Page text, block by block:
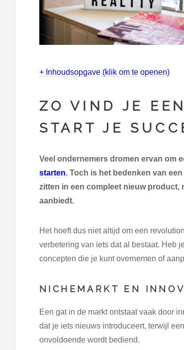
+ Inhoudsopgave (klik om te openen)
ZO VIND JE
START JE
Veel ondernemers dromen ervan om
starten. Toch is het bedenken van
zitten in een compleet nieuw product,
aanbiedt.
Het hoeft dus niet altijd om een
verbetering van iets dat al bestaat. Heb
concepten die je kunt overnemen of
NICHEMARKT EN
Een gat in de markt ontstaat vaak door
dat je iets nieuws introduceert, terwijl
onvoldoende wordt bediend.